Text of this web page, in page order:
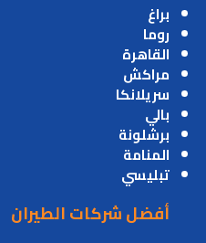
براغ
روما
القاهرة
مراكش
سريلانكا
بالي
برشلونة
المنامة
تبليسي
أفضل شركات الطيران